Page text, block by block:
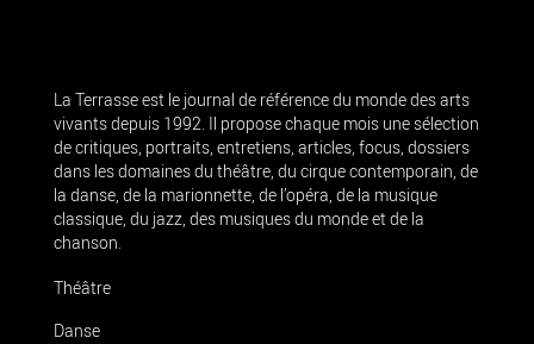
La Terrasse est le journal de référence du monde des arts
vivants depuis 1992. Il propose chaque mois une sélection
de critiques, portraits, entretiens, articles, focus, dossiers
dans les domaines du théâtre, du cirque contemporain, de
la danse, de la marionnette, de l’opéra, de la musique
classique, du jazz, des musiques du monde et de la
chanson.
Théâtre
Danse